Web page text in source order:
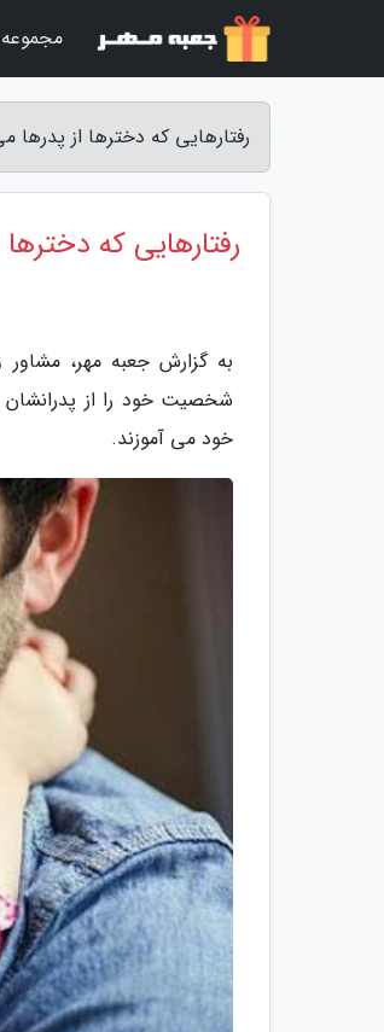
رفتارهایی که دخترها از پدرها
رفتارهایی که
به گزارش جعبه مهر،
شخصیت خود را از پدرانشان
خود می آموزند.